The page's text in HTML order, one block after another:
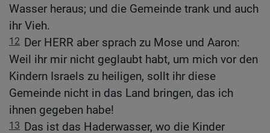
Wasser heraus; und die Gemeinde trank und auch
ihr Vieh.
12 Der HERR aber sprach zu Mose und Aaron:
Weil ihr mir nicht geglaubt habt, um mich vor den
Kindern Israels zu heiligen, sollt ihr diese
Gemeinde nicht in das Land bringen, das ich
ihnen gegeben habe!
13 Das ist das Haderwasser, wo die Kinder